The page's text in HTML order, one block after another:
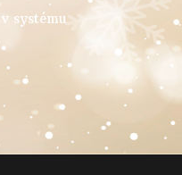
systému